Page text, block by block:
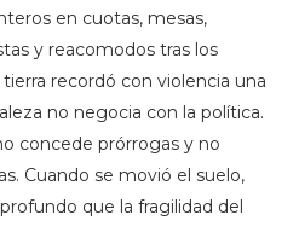
en cuotas, mesas,
y reacomodos tras los
recordó con violencia una
no negocia con la política.
concede prórrogas y no
Cuando se movió el suelo,
que la fragilidad del